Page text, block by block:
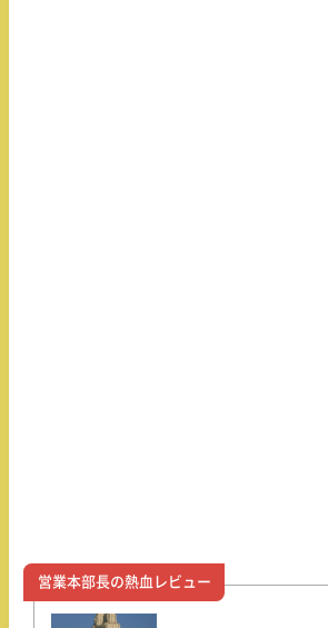
営業本部長の熱血レビュー